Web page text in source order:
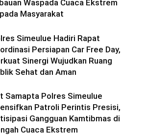
Waspada Cuaca Ekstrem
Masyarakat
Simeulue Hadiri Rapat
Persiapan Car Free Day,
Sinergi Wujudkan Ruang
Sehat dan Aman
Samapta Polres Simeulue
Patroli Perintis Presisi,
Gangguan Kamtibmas di
Cuaca Ekstrem